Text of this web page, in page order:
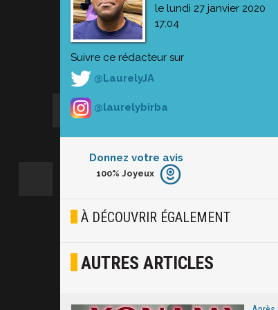
le lundi 27 janvier 2020
17:04
Suivre ce rédacteur sur
@LaurelyJA
@laurelybirba
Donnez votre avis
Furieux
Joyeux
100% Joyeux
À DÉCOUVRIR ÉGALEMENT
AUTRES ARTICLES